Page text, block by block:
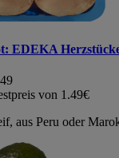
EDEKA
von 1.49€
aus Peru oder